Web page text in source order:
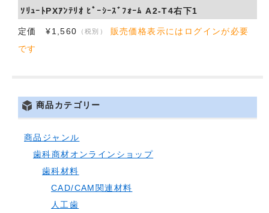
ｿﾘｭｰﾄPXｱﾝﾃﾘｵ ﾋﾟｰｼｰｽﾞﾌｫｰﾑ A2-T4右下1
定価 ¥1,560 （税別）
販売価格表示にはログインが必要
です
商品カテゴリー
商品ジャンル
歯科商材オンラインショップ
歯科材料
CAD/CAM関連材料
人工歯